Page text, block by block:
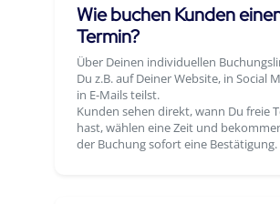
Wie buchen Kunden
Termin?
Über Deinen individuellen
Du z.B. auf Deiner Website, in Social
in E-Mails teilst.
Kunden sehen direkt, wann Du freie
hast, wählen eine Zeit und
der Buchung sofort eine Bestätigung.